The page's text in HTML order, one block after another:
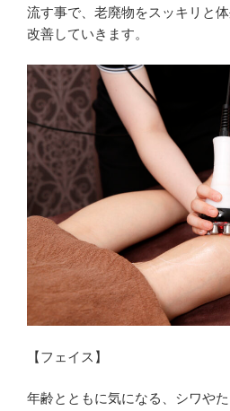
流す事で、老廃物をスッキリと体
改善していきます。
【フェイス】
年齢とともに気になる、シワや